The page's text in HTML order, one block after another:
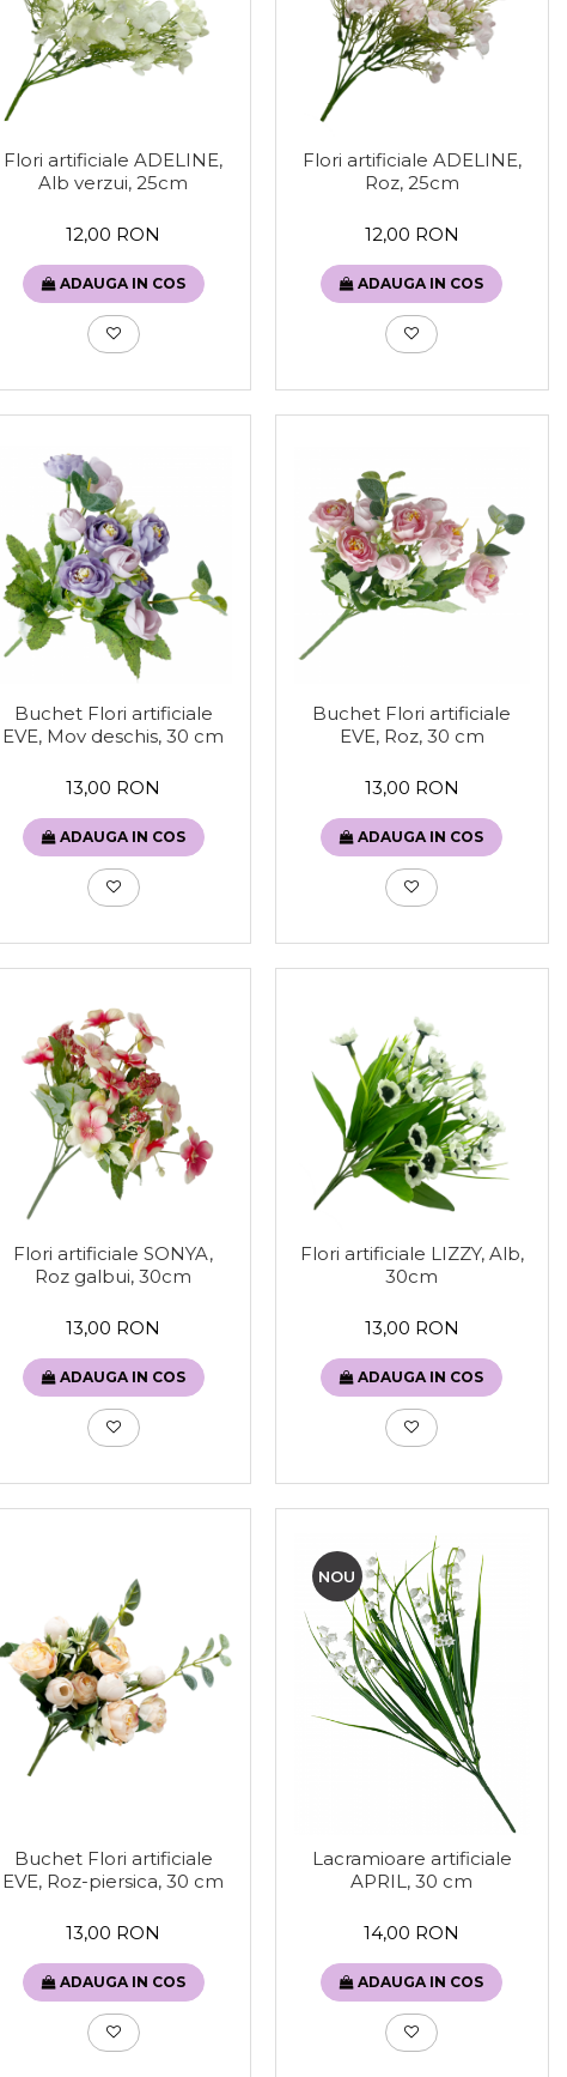
Flori artificiale ADELINE,
Alb verzui, 25cm
12,00 RON
ADAUGA IN COS
Flori artificiale ADELINE,
Roz, 25cm
12,00 RON
ADAUGA IN COS
Buchet Flori artificiale
EVE, Mov deschis, 30 cm
13,00 RON
ADAUGA IN COS
Buchet Flori artificiale
EVE, Roz, 30 cm
13,00 RON
ADAUGA IN COS
Flori artificiale SONYA,
Roz galbui, 30cm
13,00 RON
ADAUGA IN COS
Flori artificiale LIZZY, Alb,
30cm
13,00 RON
ADAUGA IN COS
Buchet Flori artificiale
EVE, Roz-piersica, 30 cm
13,00 RON
ADAUGA IN COS
NOU
Lacramioare artificiale
APRIL, 30 cm
14,00 RON
ADAUGA IN COS